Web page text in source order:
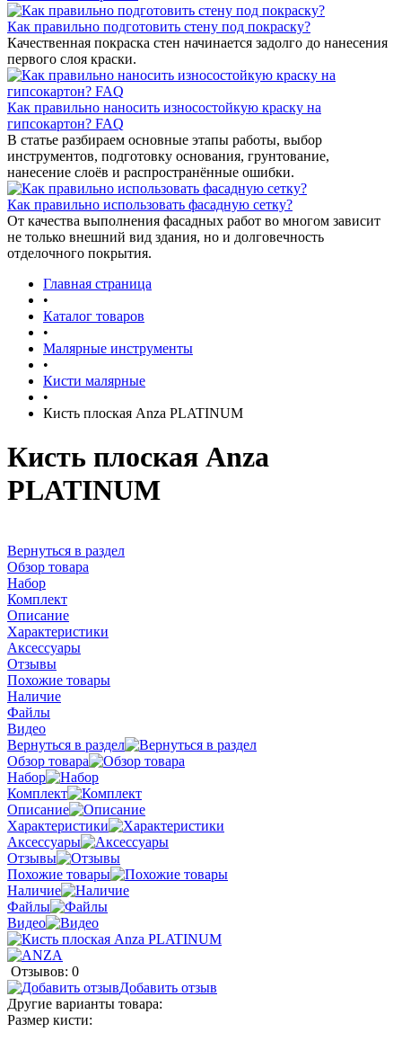
Как правильно подготовить стену под покраску?
Качественная покраска стен начинается задолго до нанесения
первого слоя краски.
Как правильно наносить износостойкую краску на
гипсокартон? FAQ
В статье разбираем основные этапы работы, выбор
инструментов, подготовку основания, грунтование,
нанесение слоёв и распространённые ошибки.
Как правильно использовать фасадную сетку?
От качества выполнения фасадных работ во многом зависит
не только внешний вид здания, но и долговечность
отделочного покрытия.
Главная страница
•
Каталог товаров
•
Малярные инструменты
•
Кисти малярные
•
Кисть плоская Anza PLATINUM
Кисть плоская Anza
PLATINUM
Вернуться в раздел
Обзор товара
Набор
Комплект
Описание
Характеристики
Аксессуары
Отзывы
Похожие товары
Наличие
Файлы
Видео
Вернуться в раздел
Обзор товара
Набор
Комплект
Описание
Характеристики
Аксессуары
Отзывы
Похожие товары
Наличие
Файлы
Видео
Отзывов: 0
Добавить отзыв
Другие варианты товара:
Размер кисти: